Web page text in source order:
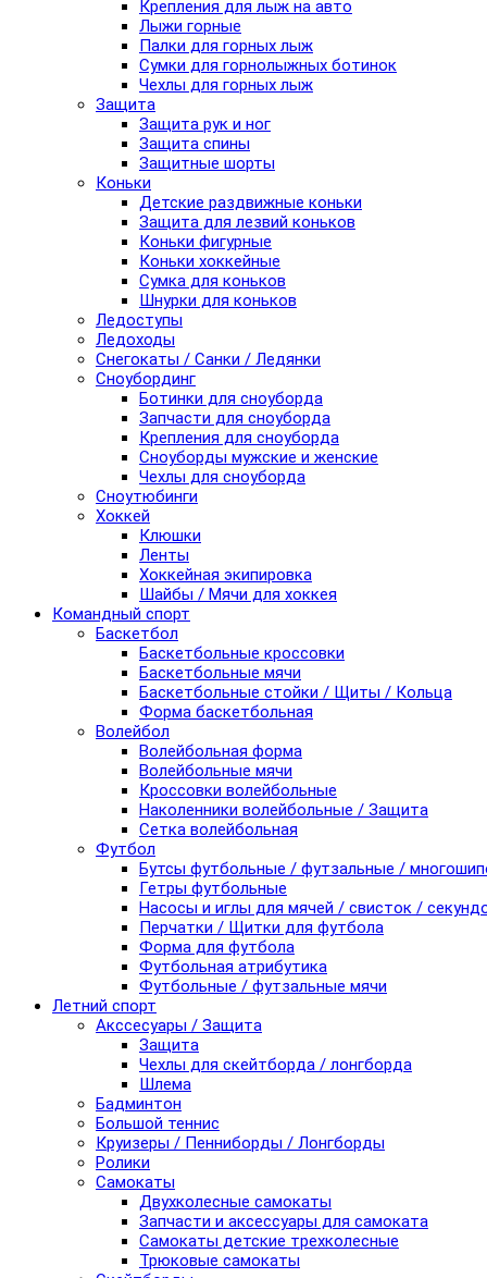
Крепления для лыж на авто
Лыжи горные
Палки для горных лыж
Сумки для горнолыжных ботинок
Чехлы для горных лыж
Защита
Защита рук и ног
Защита спины
Защитные шорты
Коньки
Детские раздвижные коньки
Защита для лезвий коньков
Коньки фигурные
Коньки хоккейные
Сумка для коньков
Шнурки для коньков
Ледоступы
Ледоходы
Снегокаты / Санки / Ледянки
Сноубординг
Ботинки для сноуборда
Запчасти для сноуборда
Крепления для сноуборда
Сноуборды мужские и женские
Чехлы для сноуборда
Сноутюбинги
Хоккей
Клюшки
Ленты
Хоккейная экипировка
Шайбы / Мячи для хоккея
Командный спорт
Баскетбол
Баскетбольные кроссовки
Баскетбольные мячи
Баскетбольные стойки / Щиты / Кольца
Форма баскетбольная
Волейбол
Волейбольная форма
Волейбольные мячи
Кроссовки волейбольные
Наколенники волейбольные / Защита
Сетка волейбольная
Футбол
Бутсы футбольные / футзальные /
Гетры футбольные
Насосы и иглы для мячей / свисток /
Перчатки / Щитки для футбола
Форма для футбола
Футбольная атрибутика
Футбольные / футзальные мячи
Летний спорт
Акссесуары / Защита
Защита
Чехлы для скейтборда / лонгборда
Шлема
Бадминтон
Большой теннис
Круизеры / Пенниборды / Лонгборды
Ролики
Самокаты
Двухколесные самокаты
Запчасти и аксессуары для самоката
Самокаты детские трехколесные
Трюковые самокаты